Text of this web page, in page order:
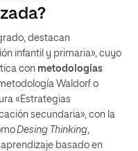
destacan
infantil y primaria», cuyo
con metodologías
Waldorf o
«Estrategias
secundaria», con la
Desing Thinking,
basado en